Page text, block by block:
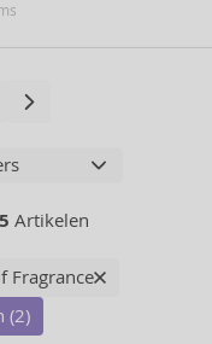
Artikelen
Fragrance
(2)